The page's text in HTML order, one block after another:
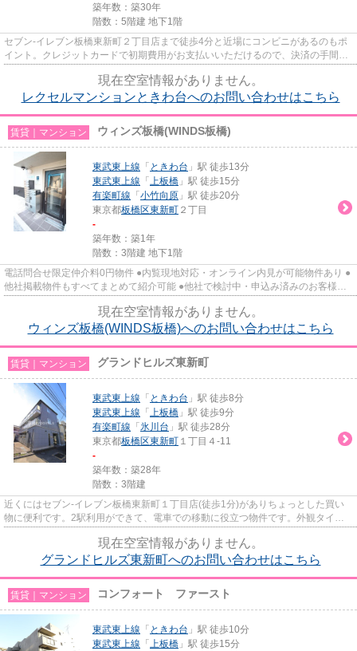
築年数：築30年
階数：5階建 地下1階
セブン-イレブン板橋東新町２丁目店まで徒歩4分と近場にコンビニがあるのもポ
イント。クレジットカードで初期費用がお支払いいただけるので、決済の手間が
現在空室情報がありません。
レクセルマンションときわ台へのお問い合わせはこちら
賃貸｜マンション ウィンズ板橋(WINDS板橋)
東武東上線 「 ときわ台 」駅 徒歩13分
東武東上線 「 上板橋 」駅 徒歩15分
有楽町線 「 小竹向原 」駅 徒歩20分
東京都板橋区東新町 ２丁目
-
築年数：築1年
階数：3階建 地下1階
電話問合せ限定仲介料0円物件 ●内覧現地対応・オンライン内見が可能物件あり ●
他社掲載物件もすべてまとめて紹介可能 ●他社で検討中・申込み済みのお客様、
現在空室情報がありません。
ウィンズ板橋(WINDS板橋)へのお問い合わせはこちら
賃貸｜マンション グランドヒルズ東新町
東武東上線 「 ときわ台 」駅 徒歩8分
東武東上線 「 上板橋 」駅 徒歩9分
有楽町線 「 氷川台 」駅 徒歩28分
東京都板橋区東新町 １丁目４-11
-
築年数：築28年
階数：3階建
近くにはセブン-イレブン板橋東新町１丁目店(徒歩1分)がありちょっとした買い
物に便利です。2駅利用ができて、電車での移動に役立つ物件です。外観タイル
現在空室情報がありません。
グランドヒルズ東新町へのお問い合わせはこちら
賃貸｜マンション コンフォート ファースト
東武東上線 「 ときわ台 」駅 徒歩10分
東武東上線 「 上板橋 」駅 徒歩15分